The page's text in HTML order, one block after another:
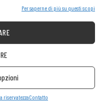
Per saperne di più su questi scopi
riservatezzaContatto